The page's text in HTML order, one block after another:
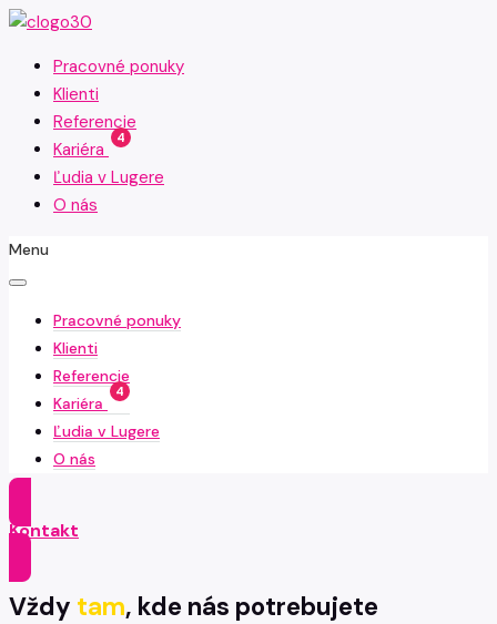
Pracovné ponuky
Klienti
Referencie
Kariéra
4
Ľudia v Lugere
O nás
Menu
Pracovné ponuky
Klienti
Referencie
Kariéra
4
Ľudia v Lugere
O nás
Kontakt
Vždy tam, kde nás potrebujete